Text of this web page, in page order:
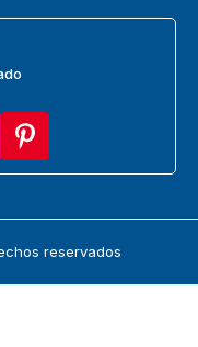
reservados